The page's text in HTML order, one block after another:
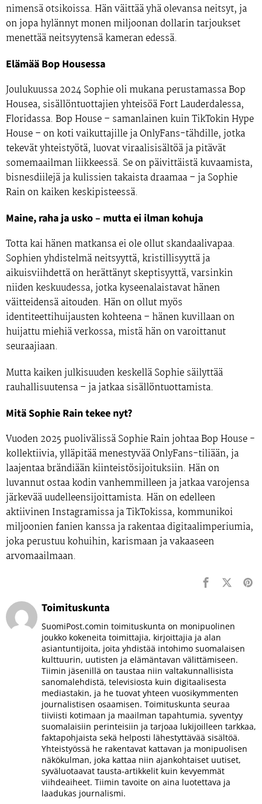
nimensä otsikoissa. Hän väittää yhä olevansa neitsyt, ja
on jopahylännyt monen miljoonan dollarin tarjoukset
menettää neitsyytensä kameran edessä.
Elämää Bop Housessa
Joulukuussa 2024 Sophie oli mukana perustamassaBop
Housea, sisällöntuottajien yhteisöäFort Lauderdalessa,
Floridassa. Bop House – samanlainen kuin TikTokin Hype
House – on koti vaikuttajille ja OnlyFans-tähdille, jotka
tekevät yhteistyötä, luovat viraalisisältöä ja pitävät
somemaailman liikkeessä. Se on päivittäistä kuvaamista,
bisnesdiilejä ja kulissien takaista draamaa – ja Sophie
Rain on kaiken keskipisteessä.
Maine, raha ja usko – mutta ei ilman kohuja
Totta kai hänen matkansa ei ole ollut skandaalivapaa.
Sophien yhdistelmä neitsyyttä, kristillisyyttä ja
aikuisviihdettäon herättänyt skeptisyyttä, varsinkin
niiden keskuudessa, jotka kyseenalaistavat hänen
väitteidensä aitouden. Hän on ollut myös
identiteettihuijaustenkohteena – hänen kuvillaan on
huijattu miehiä verkossa, mistä hän on varoittanut
seuraajiaan.
Mutta kaiken julkisuuden keskellä Sophie säilyttää
rauhallisuutensa – ja jatkaa sisällöntuottamista.
Mitä Sophie Rain tekee nyt?
Vuoden 2025 puolivälissä Sophie Rain johtaa Bop House -
kollektiivia, ylläpitää menestyvää OnlyFans-tiliään, ja
laajentaa brändiäänkiinteistösijoituksiin. Hän on
luvannut ostaa kodin vanhemmilleen ja jatkaa varojensa
järkevää uudelleensijoittamista. Hän on edelleen
aktiivinen Instagramissa ja TikTokissa, kommunikoi
miljoonien fanien kanssa ja rakentaa digitaalimperiumia,
joka perustuu kohuihin, karismaan ja vakaaseen
arvomaailmaan.
Toimituskunta
SuomiPost.comin toimituskunta on monipuolinen
joukko kokeneita toimittajia, kirjoittajia ja alan
asiantuntijoita, joita yhdistää intohimo suomalaisen
kulttuurin, uutisten ja elämäntavan välittämiseen.
Tiimin jäsenillä on taustaa niin valtakunnallisista
sanomalehdistä, televisiosta kuin digitaalisesta
mediastakin, ja he tuovat yhteen vuosikymmenten
journalistisen osaamisen. Toimituskunta seuraa
tiiviisti kotimaan ja maailman tapahtumia, syventyy
suomalaisiin perinteisiin ja tarjoaa lukijoilleen tarkkaa,
faktapohjaista sekä helposti lähestyttävää sisältöä.
Yhteistyössä he rakentavat kattavan ja monipuolisen
näkökulman, joka kattaa niin ajankohtaiset uutiset,
syväluotaavat tausta-artikkelit kuin kevyemmät
viihdeaiheet. Tiimin tavoite on aina luotettava ja
laadukas journalismi.